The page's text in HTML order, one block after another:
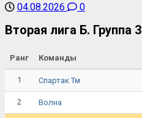
04.08.2026 0
Вторая лига Б. Группа 3
Ранг Команды
1 Спартак Тм
2 Волна